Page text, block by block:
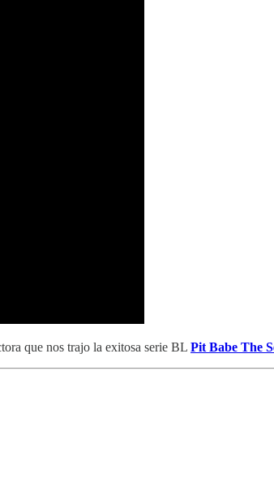
que nos trajo la exitosa serie BL Pit Babe The